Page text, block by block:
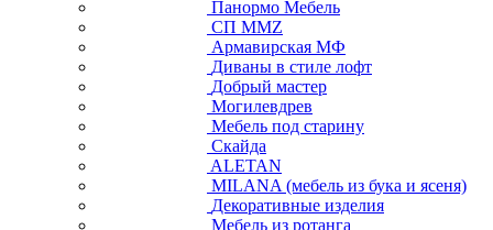
Панормо Мебель
СП ММZ
Армавирская МФ
Диваны в стиле лофт
Добрый мастер
Могилевдрев
Мебель под старину
Скайда
ALETAN
MILANA (мебель из бука и ясеня)
Декоративные изделия
Мебель из ротанга